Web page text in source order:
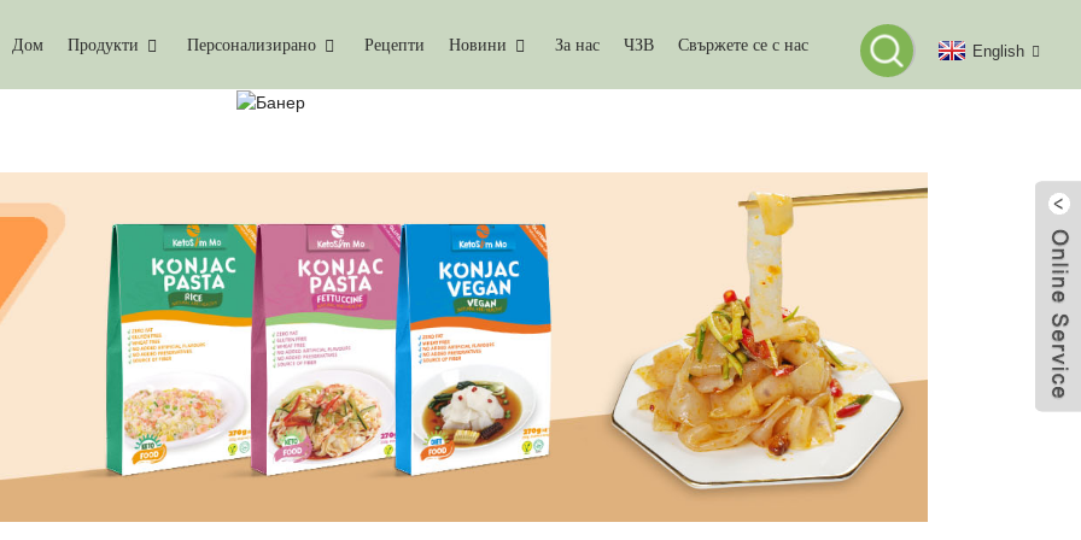
Дом Продукти Персонализирано Рецепти Новини За нас ЧЗВ Свържете се с нас English